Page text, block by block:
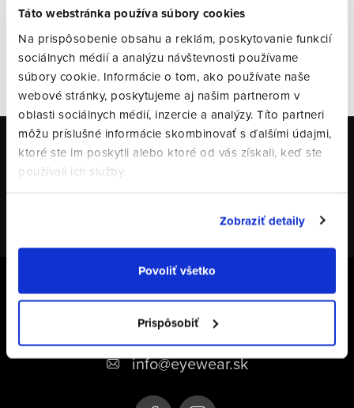
Táto webstránka používa súbory cookies
Na prispôsobenie obsahu a reklám, poskytovanie funkcií
sociálnych médií a analýzu návštevnosti používame
súbory cookie. Informácie o tom, ako používate naše
webové stránky, poskytujeme aj našim partnerom v
oblasti sociálnych médií, inzercie a analýzy. Títo partneri
môžu príslušné informácie skombinovať s ďalšími údajmi,
ktoré ste im poskytli alebo ktoré od vás získali, keď ste
používali ich služby.
Zobraziť detaily
Povoliť všetko
Prispôsobiť
VŠETKY HODNOTENIA
Alexander Drexler
Odoberať newsletter
ä
+421 948 331 414
+421 948 331 414
info@eyewear.sk